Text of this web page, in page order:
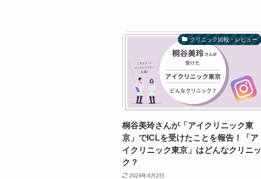
クリニック比較・レビュー
桐谷美玲さんが「アイクリニック東
京」でICLを受けたことを報告！「ア
イクリニック東京」はどんなクリニッ
ク？
2024年4月2日